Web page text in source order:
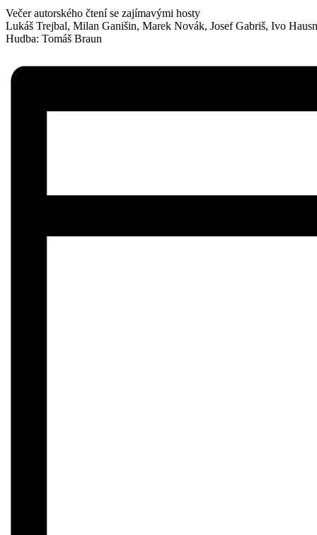
Večer autorského čtení se zajímavými hosty
Lukáš Trejbal, Milan Ganišin, Marek Novák, Josef Gabriš, Ivo
Hudba: Tomáš Braun